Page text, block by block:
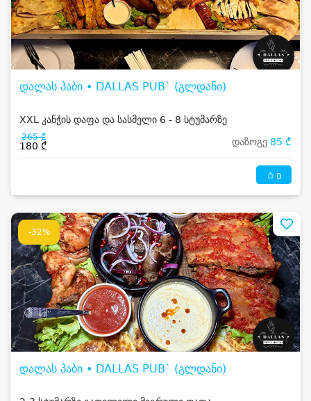
დალას პაბი • DALLAS PUB` (გლდანი)
XXL კანჭის დაფა და სასმელი 6 - 8 სტუმარზე
265 ₾
180 ₾ დაზოგე 85 ₾
0
-32%
დალას პაბი • DALLAS PUB` (გლდანი)